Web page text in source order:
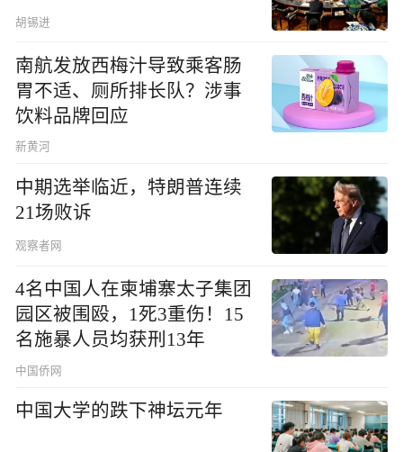
胡锡进
南航发放西梅汁导致乘客肠
胃不适、厕所排长队？涉事
饮料品牌回应
新黄河
中期选举临近，特朗普连续
21场败诉
观察者网
4名中国人在柬埔寨太子集团
园区被围殴，1死3重伤！15
名施暴人员均获刑13年
中国侨网
中国大学的跌下神坛元年